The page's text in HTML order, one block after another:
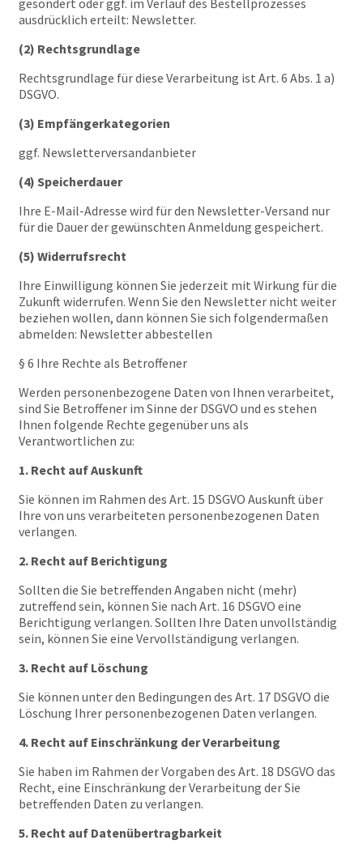
gesondert oder ggf. im Verlauf des Bestellprozesses
ausdrücklich erteilt: Newsletter.
(2) Rechtsgrundlage
Rechtsgrundlage für diese Verarbeitung ist Art. 6 Abs. 1 a)
DSGVO.
(3) Empfängerkategorien
ggf. Newsletterversandanbieter
(4) Speicherdauer
Ihre E-Mail-Adresse wird für den Newsletter-Versand nur
für die Dauer der gewünschten Anmeldung gespeichert.
(5) Widerrufsrecht
Ihre Einwilligung können Sie jederzeit mit Wirkung für die
Zukunft widerrufen. Wenn Sie den Newsletter nicht weiter
beziehen wollen, dann können Sie sich folgendermaßen
abmelden: Newsletter abbestellen
§ 6 Ihre Rechte als Betroffener
Werden personenbezogene Daten von Ihnen verarbeitet,
sind Sie Betroffener im Sinne der DSGVO und es stehen
Ihnen folgende Rechte gegenüber uns als
Verantwortlichen zu:
1. Recht auf Auskunft
Sie können im Rahmen des Art. 15 DSGVO Auskunft über
Ihre von uns verarbeiteten personenbezogenen Daten
verlangen.
2. Recht auf Berichtigung
Sollten die Sie betreffenden Angaben nicht (mehr)
zutreffend sein, können Sie nach Art. 16 DSGVO eine
Berichtigung verlangen. Sollten Ihre Daten unvollständig
sein, können Sie eine Vervollständigung verlangen.
3. Recht auf Löschung
Sie können unter den Bedingungen des Art. 17 DSGVO die
Löschung Ihrer personenbezogenen Daten verlangen.
4. Recht auf Einschränkung der Verarbeitung
Sie haben im Rahmen der Vorgaben des Art. 18 DSGVO das
Recht, eine Einschränkung der Verarbeitung der Sie
betreffenden Daten zu verlangen.
5. Recht auf Datenübertragbarkeit